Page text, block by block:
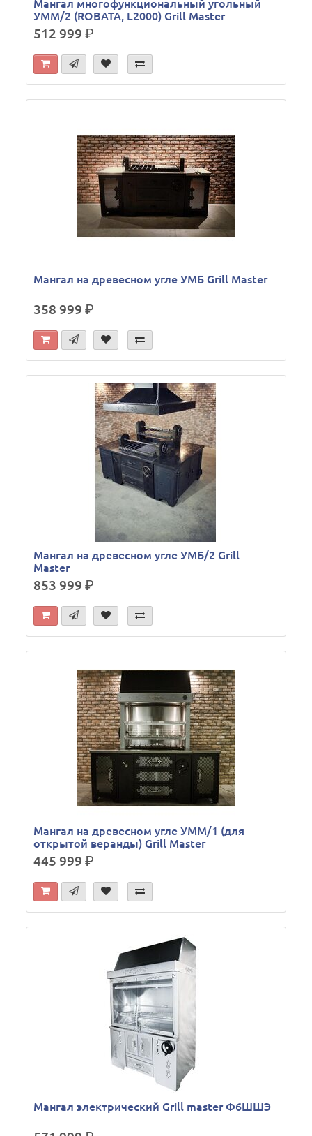
Мангал многофункциональный угольный
УММ/2 (ROBATA, L2000) Grill Master
512 999р.
Мангал на древесном угле УМБ Grill Master
358 999р.
Мангал на древесном угле УМБ/2 Grill
Master
853 999р.
Мангал на древесном угле УММ/1 (для
открытой веранды) Grill Master
445 999р.
Мангал электрический Grill master Ф6ШШЭ